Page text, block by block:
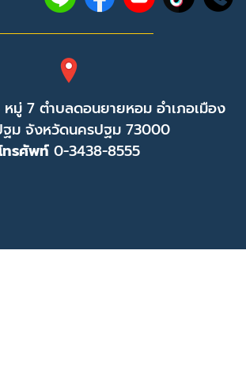
หมู่ 7 ตำบลดอนยายหอม อำเภอเมือง
ม จังหวัดนครปฐม 73000
ทรศัพท์ 0-3438-8555